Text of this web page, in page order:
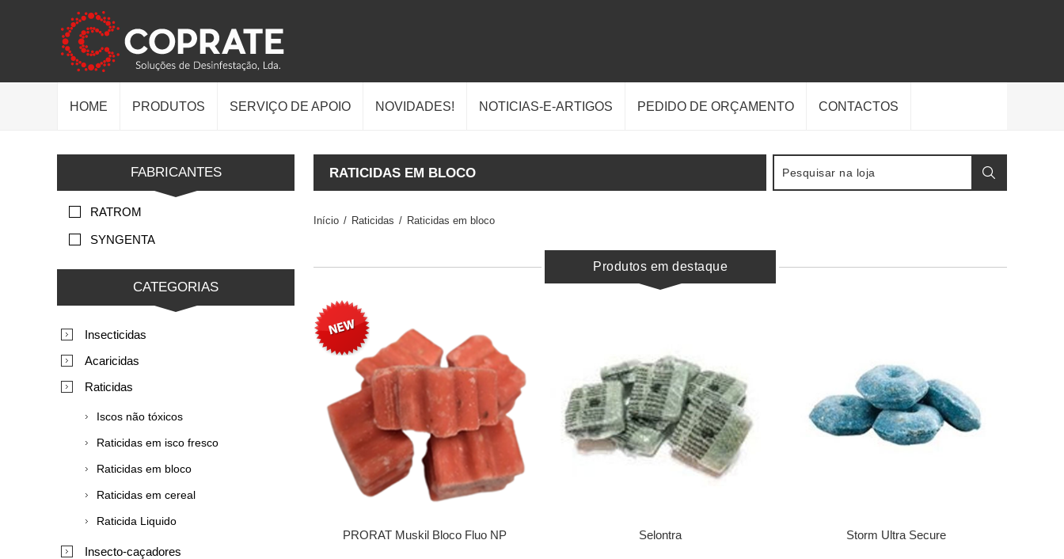
HOME PRODUTOS SERVIÇO DE APOIO NOVIDADES! NOTICIAS-E-ARTIGOS PEDIDO DE ORÇAMENTO CONTACTOS
RATICIDAS EM BLOCO
Início / Raticidas / Raticidas em bloco
Produtos em destaque
PRORAT Muskil Bloco Fluo NP Selontra Storm Ultra Secure
FABRICANTES
RATROM
SYNGENTA
CATEGORIAS
Insecticidas
Acaricidas
Raticidas
Iscos não tóxicos
Raticidas em isco fresco
Raticidas em bloco
Raticidas em cereal
Raticida Liquido
Insecto-caçadores